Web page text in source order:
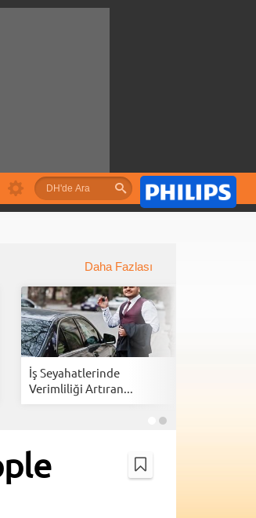
Daha Fazlası
İş Seyahatlerinde
Verimliliği Artıran...